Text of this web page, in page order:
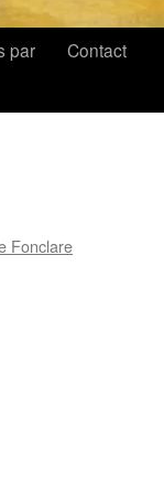
par
Contact
Fonclare